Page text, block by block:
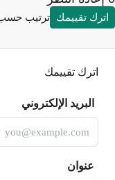
ترتيب حسب: تقييمك
اترك تقييمك
البريد الإلكتروني
عنوان